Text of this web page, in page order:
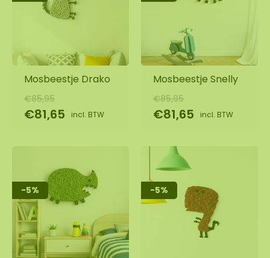
Mosbeestje Drako
€85,95
€81,65 incl. BTW
Mosbeestje Snelly
€85,95
€81,65 incl. BTW
-5% -5%